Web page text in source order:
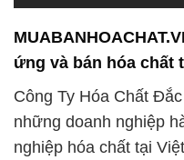
ứng và bán hóa chất
Công Ty Hóa Chất
những doanh nghiệp
nghiệp hóa chất tại